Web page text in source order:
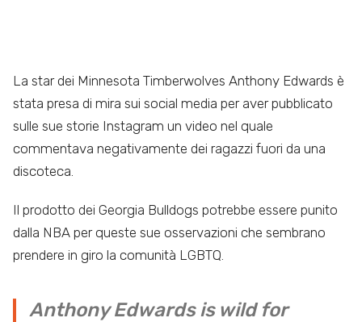
La star dei Minnesota Timberwolves Anthony Edwards è
stata presa di mira sui social media per aver pubblicato
sulle sue storie Instagram un video nel quale
commentava negativamente dei ragazzi fuori da una
discoteca.
Il prodotto dei Georgia Bulldogs potrebbe essere punito
dalla NBA per queste sue osservazioni che sembrano
prendere in giro la comunità LGBTQ.
Anthony Edwards is wild for